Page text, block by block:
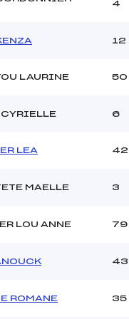
4
12
LAURINE 50
CYRIELLE 6
LEA 42
MAELLE 3
LOU ANNE 79
43
ROMANE 35